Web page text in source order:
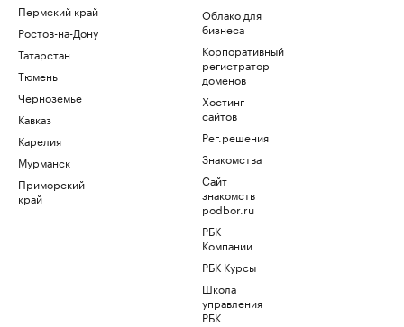
Пермский край
Ростов-на-Дону
Татарстан
Тюмень
Черноземье
Кавказ
Карелия
Мурманск
Приморский
край
Облако для
бизнеса
Корпоративный
регистратор
доменов
Хостинг
сайтов
Рег.решения
Знакомства
Сайт
знакомств
podbor.ru
РБК
Компании
РБК Курсы
Школа
управления
РБК